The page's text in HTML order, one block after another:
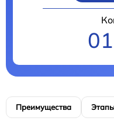
Преимущества